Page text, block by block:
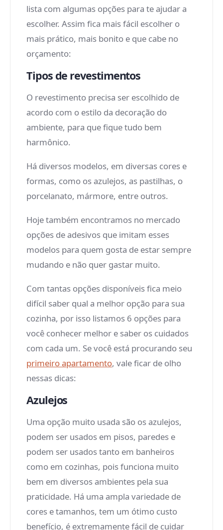
lista com algumas opções para te ajudar a
escolher. Assim fica mais fácil escolher o
mais prático, mais bonito e que cabe no
orçamento:
Tipos de revestimentos
O revestimento precisa ser escolhido de
acordo com o estilo da decoração do
ambiente, para que fique tudo bem
harmônico.
Há diversos modelos, em diversas cores e
formas, como os azulejos, as pastilhas, o
porcelanato, mármore, entre outros.
Hoje também encontramos no mercado
opções de adesivos que imitam esses
modelos para quem gosta de estar sempre
mudando e não quer gastar muito.
Com tantas opções disponíveis fica meio
difícil saber qual a melhor opção para sua
cozinha, por isso listamos 6 opções para
você conhecer melhor e saber os cuidados
com cada um. Se você está procurando seu
primeiro apartamento, vale ficar de olho
nessas dicas:
Azulejos
Uma opção muito usada são os azulejos,
podem ser usados em pisos, paredes e
podem ser usados tanto em banheiros
como em cozinhas, pois funciona muito
bem em diversos ambientes pela sua
praticidade. Há uma ampla variedade de
cores e tamanhos, tem um ótimo custo
benefício, é extremamente fácil de cuidar